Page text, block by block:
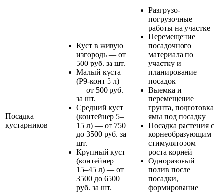
Посадка
кустарников
Куст в живую
изгородь — от
500 руб. за шт.
Малый куста
(Р9-конт 3 л)
— от 500 руб.
за шт.
Средний куст
(контейнер 5–
15 л) — от 750
до 3500 руб. за
шт.
Крупный куст
(контейнер
15–45 л) — от
3500 до 6500
руб. за шт.
Разгрузо-
погрузочные
работы на участке
Перемещение
посадочного
материала по
участку и
планирование
посадок
Выемка и
перемещение
грунта, подготовка
ямы под посадку
Посадка растения с
корнеобразующим
стимулятором
роста корней
Одноразовый
полив после
посадки,
формирование